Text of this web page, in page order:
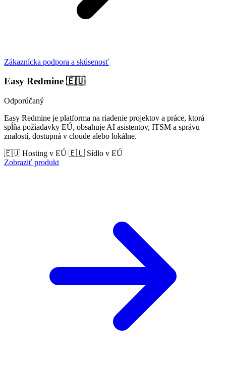
Zákaznícka podpora a skúsenosť
Easy Redmine 🇪🇺
Odporúčaný
Easy Redmine je platforma na riadenie projektov a práce, ktorá
spĺňa požiadavky EÚ, obsahuje AI asistentov, ITSM a správu
znalostí, dostupná v cloude alebo lokálne.
🇪🇺 Hosting v EÚ 🇪🇺 Sídlo v EÚ
Zobraziť produkt